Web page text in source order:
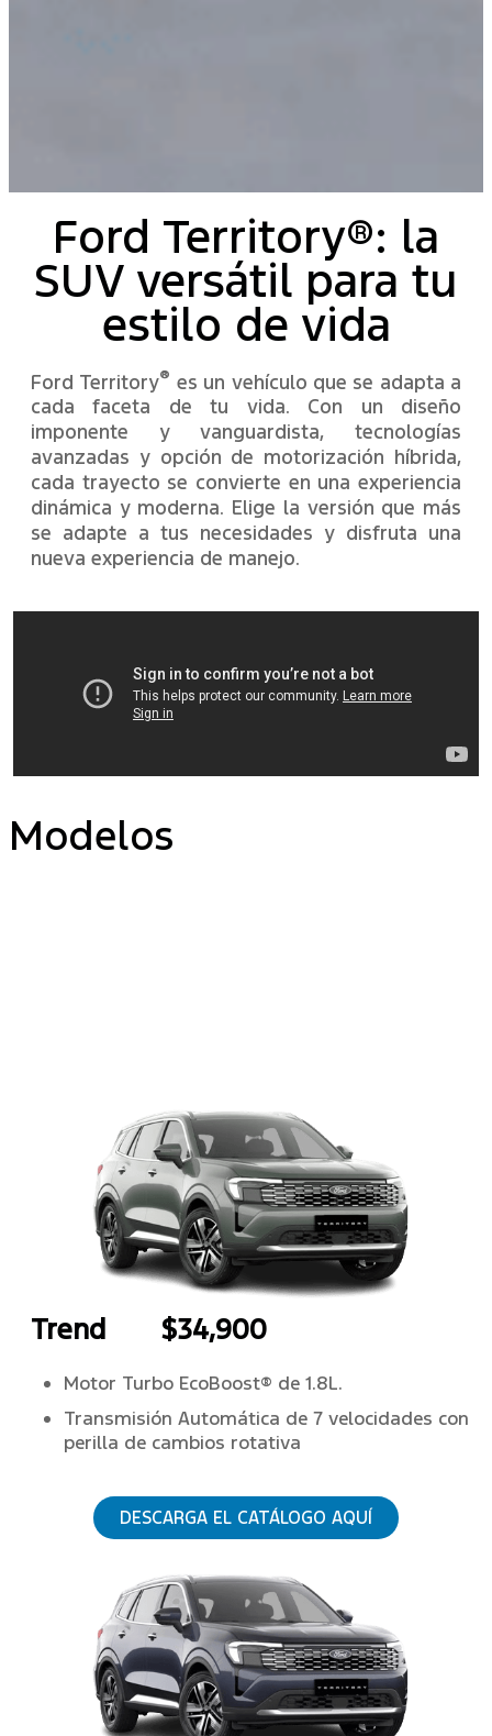
Ford Territory®: la
SUV versátil para tu
estilo de vida
Ford Territory® es un vehículo que se adapta a
cada faceta de tu vida. Con un diseño
imponente y vanguardista, tecnologías
avanzadas y opción de motorización híbrida,
cada trayecto se convierte en una experiencia
dinámica y moderna. Elige la versión que más
se adapte a tus necesidades y disfruta una
nueva experiencia de manejo.
Modelos
Trend $34,900
Motor Turbo EcoBoost® de 1.8L.
Transmisión Automática de 7 velocidades con
perilla de cambios rotativa
DESCARGA EL CATÁLOGO AQUÍ